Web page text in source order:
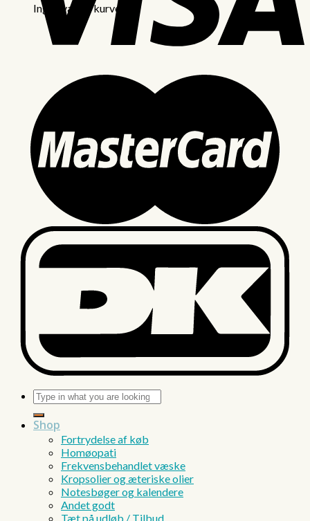
Ingen varer i kurven.
Søg
efter:
Shop
Fortrydelse af køb
Homøopati
Frekvensbehandlet væske
Kropsolier og æteriske olier
Notesbøger og kalendere
Andet godt
Tæt på udløb / Tilbud